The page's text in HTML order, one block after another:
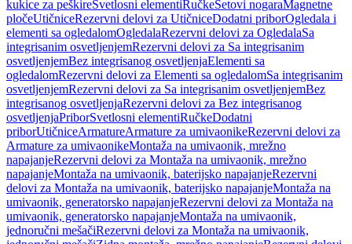
kukice za peškireSvetlosni elementiRučkeSetovi nogaraMagnetne
pločeUtičniceRezervni delovi za UtičniceDodatni priborOgledala i
elementi sa ogledalomOgledalaRezervni delovi za OgledalaSa
integrisanim osvetljenjemRezervni delovi za Sa integrisanim
osvetljenjemBez integrisanog osvetljenjaElementi sa
ogledalomRezervni delovi za Elementi sa ogledalomSa integrisanim
osvetljenjemRezervni delovi za Sa integrisanim osvetljenjemBez
integrisanog osvetljenjaRezervni delovi za Bez integrisanog
osvetljenjaPriborSvetlosni elementiRučkeDodatni
priborUtičniceArmatureArmature za umivaonikeRezervni delovi za
Armature za umivaonikeMontaža na umivaonik, mrežno
napajanjeRezervni delovi za Montaža na umivaonik, mrežno
napajanjeMontaža na umivaonik, baterijsko napajanjeRezervni
delovi za Montaža na umivaonik, baterijsko napajanjeMontaža na
umivaonik, generatorsko napajanjeRezervni delovi za Montaža na
umivaonik, generatorsko napajanjeMontaža na umivaonik,
jednoručni mešačiRezervni delovi za Montaža na umivaonik,